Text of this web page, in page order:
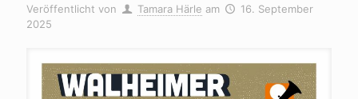
Veröffentlicht von Tamara Härle am
16. September
2025